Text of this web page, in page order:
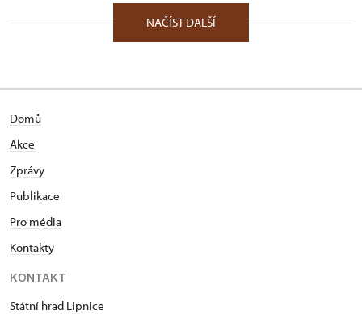
NAČÍST DALŠÍ
Domů
Akce
Zprávy
Publikace
Pro média
Kontakty
KONTAKT
Státní hrad Lipnice